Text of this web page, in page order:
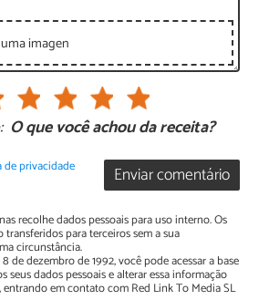
imagen
O que você achou da receita?
Enviar comentário
privacidade
recolhe dados pessoais para uso interno. Os
transferidos para terceiros sem a sua
circunstância.
de dezembro de 1992, você pode acessar a base
seus dados pessoais e alterar essa informação
em contato com Red Link To Media SL